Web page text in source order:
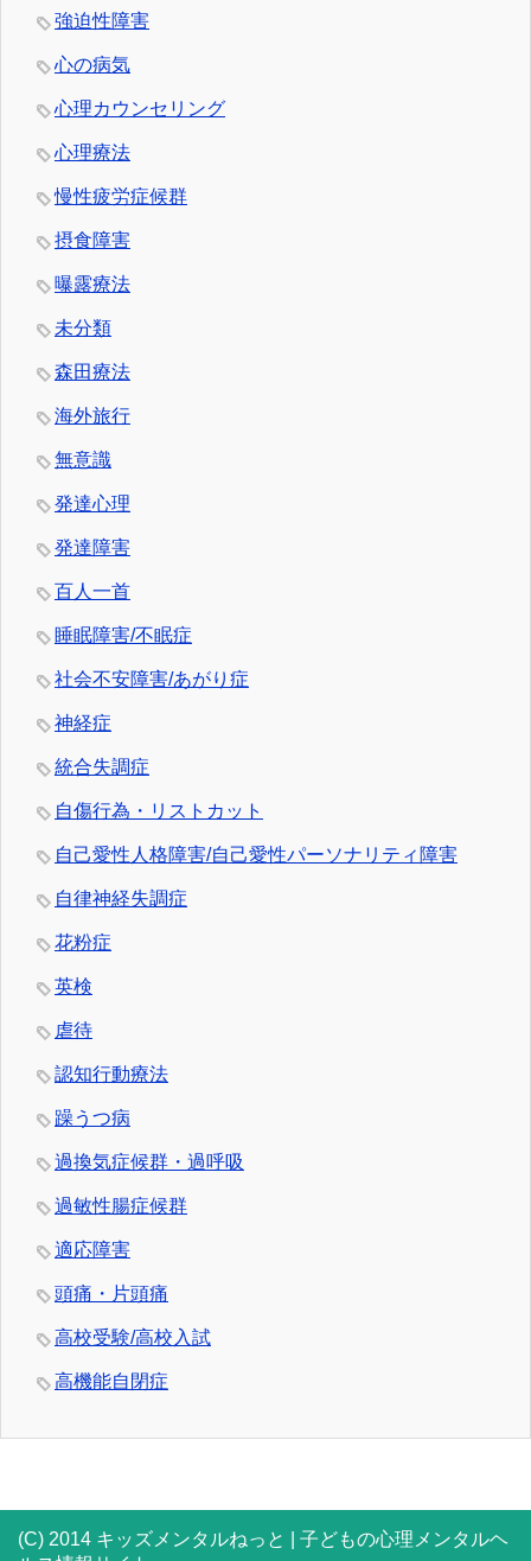
強迫性障害
心の病気
心理カウンセリング
心理療法
慢性疲労症候群
摂食障害
曝露療法
未分類
森田療法
海外旅行
無意識
発達心理
発達障害
百人一首
睡眠障害/不眠症
社会不安障害/あがり症
神経症
統合失調症
自傷行為・リストカット
自己愛性人格障害/自己愛性パーソナリティ障害
自律神経失調症
花粉症
英検
虐待
認知行動療法
躁うつ病
過換気症候群・過呼吸
過敏性腸症候群
適応障害
頭痛・片頭痛
高校受験/高校入試
高機能自閉症
(C) 2014 キッズメンタルねっと | 子どもの心理メンタルヘ